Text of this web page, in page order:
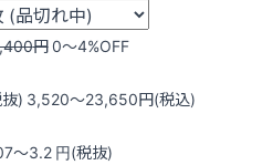
円0〜4%OFF
) 3,520〜23,650円(税込)
〜3.2 円(税抜)